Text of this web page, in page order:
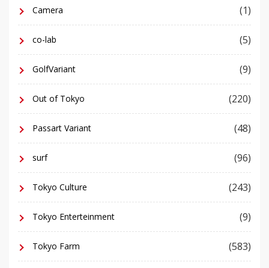
Camera (1)
co-lab (5)
GolfVariant (9)
Out of Tokyo (220)
Passart Variant (48)
surf (96)
Tokyo Culture (243)
Tokyo Enterteinment (9)
Tokyo Farm (583)